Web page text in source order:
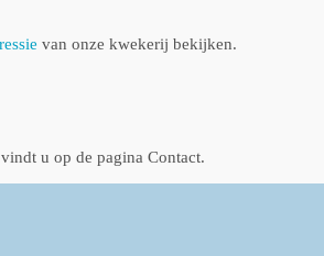
van onze kwekerij bekijken.
vindt u op de pagina Contact.